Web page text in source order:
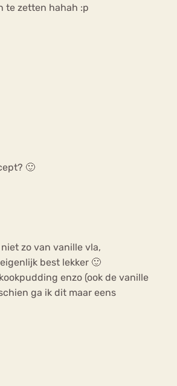
te zetten hahah :p
🙂
zo van vanille vla,
best lekker 🙂
enzo (ook de vanille
ga ik dit maar eens